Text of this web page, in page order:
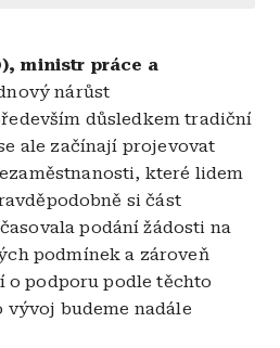
ministr práce a
nárůst
důsledkem tradiční
ale začínají projevovat
které lidem
si část
podání žádosti na
podmínek a zároveň
o podporu podle těchto
vývoj budeme nadále